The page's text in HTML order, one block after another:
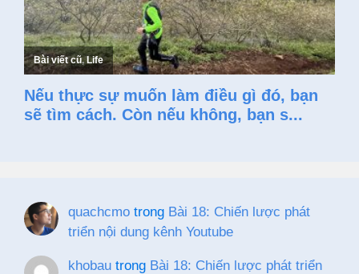
quachcmo trong Bài 18: Chiến lược phát
triển nội dung kênh Youtube
khobau trong Bài 18: Chiến lược phát triển